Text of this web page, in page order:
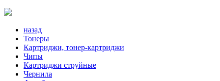
назад
Тонеры
Картриджи, тонер-картриджи
Чипы
Картриджи струйные
Чернила